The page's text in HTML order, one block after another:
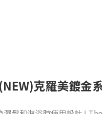
(NEW)克羅美鍍金